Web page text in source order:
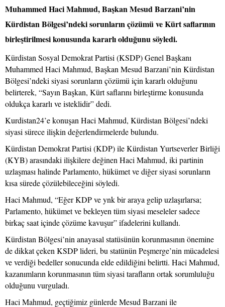
Muhammed Haci Mahmud, Başkan Mesud Barzani’nin
Kürdistan Bölgesi’ndeki sorunların çözümü ve Kürt saflarının
birleştirilmesi konusunda kararlı olduğunu söyledi.
Kürdistan Sosyal Demokrat Partisi (KSDP) Genel Başkanı
Muhammed Haci Mahmud, Başkan Mesud Barzani’nin Kürdistan
Bölgesi’ndeki siyasi sorunların çözümü için kararlı olduğunu
belirterek, “Sayın Başkan, Kürt saflarını birleştirme konusunda
oldukça kararlı ve isteklidir” dedi.
Kurdistan24’e konuşan Haci Mahmud, Kürdistan Bölgesi’ndeki
siyasi sürece ilişkin değerlendirmelerde bulundu.
Kürdistan Demokrat Partisi (KDP) ile Kürdistan Yurtseverler Birliği
(KYB) arasındaki ilişkilere değinen Haci Mahmud, iki partinin
uzlaşması halinde Parlamento, hükümet ve diğer siyasi sorunların
kısa sürede çözülebileceğini söyledi.
Haci Mahmud, “Eğer KDP ve ynk bir araya gelip uzlaşırlarsa;
Parlamento, hükümet ve bekleyen tüm siyasi meseleler sadece
birkaç saat içinde çözüme kavuşur” ifadelerini kullandı.
Kürdistan Bölgesi’nin anayasal statüsünün korunmasının önemine
de dikkat çeken KSDP lideri, bu statünün Peşmerge’nin mücadelesi
ve verdiği bedeller sonucunda elde edildiğini belirtti. Haci Mahmud,
kazanımların korunmasının tüm siyasi tarafların ortak sorumluluğu
olduğunu vurguladı.
Haci Mahmud, geçtiğimiz günlerde Mesud Barzani ile